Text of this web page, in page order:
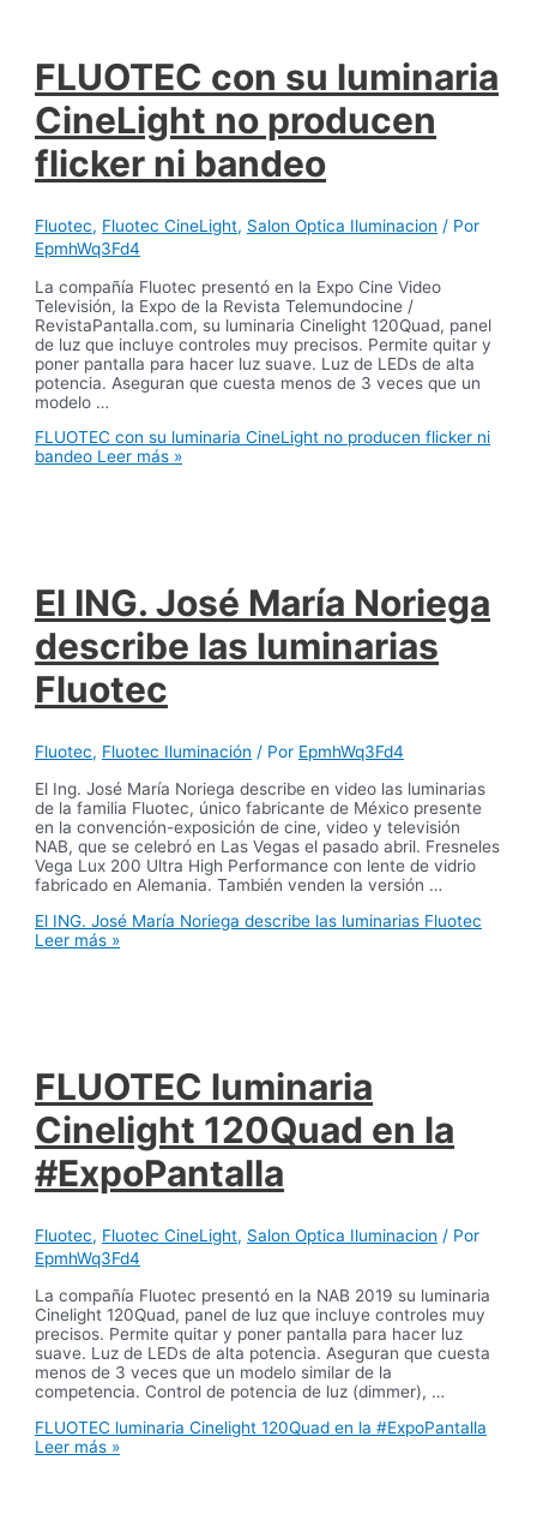
FLUOTEC con su luminaria
CineLight no producen
flicker ni bandeo
Fluotec, Fluotec CineLight, Salon Optica Iluminacion / Por
EpmhWq3Fd4
La compañía Fluotec presentó en la Expo Cine Video
Televisión, la Expo de la Revista Telemundocine /
RevistaPantalla.com, su luminaria Cinelight 120Quad, panel
de luz que incluye controles muy precisos. Permite quitar y
poner pantalla para hacer luz suave. Luz de LEDs de alta
potencia. Aseguran que cuesta menos de 3 veces que un
modelo …
FLUOTEC con su luminaria CineLight no producen flicker ni
bandeo Leer más »
El ING. José María Noriega
describe las luminarias
Fluotec
Fluotec, Fluotec Iluminación / Por EpmhWq3Fd4
El Ing. José María Noriega describe en video las luminarias
de la familia Fluotec, único fabricante de México presente
en la convención-exposición de cine, video y televisión
NAB, que se celebró en Las Vegas el pasado abril. Fresneles
Vega Lux 200 Ultra High Performance con lente de vidrio
fabricado en Alemania. También venden la versión …
El ING. José María Noriega describe las luminarias Fluotec
Leer más »
FLUOTEC luminaria
Cinelight 120Quad en la
#ExpoPantalla
Fluotec, Fluotec CineLight, Salon Optica Iluminacion / Por
EpmhWq3Fd4
La compañía Fluotec presentó en la NAB 2019 su luminaria
Cinelight 120Quad, panel de luz que incluye controles muy
precisos. Permite quitar y poner pantalla para hacer luz
suave. Luz de LEDs de alta potencia. Aseguran que cuesta
menos de 3 veces que un modelo similar de la
competencia. Control de potencia de luz (dimmer), …
FLUOTEC luminaria Cinelight 120Quad en la #ExpoPantalla
Leer más »